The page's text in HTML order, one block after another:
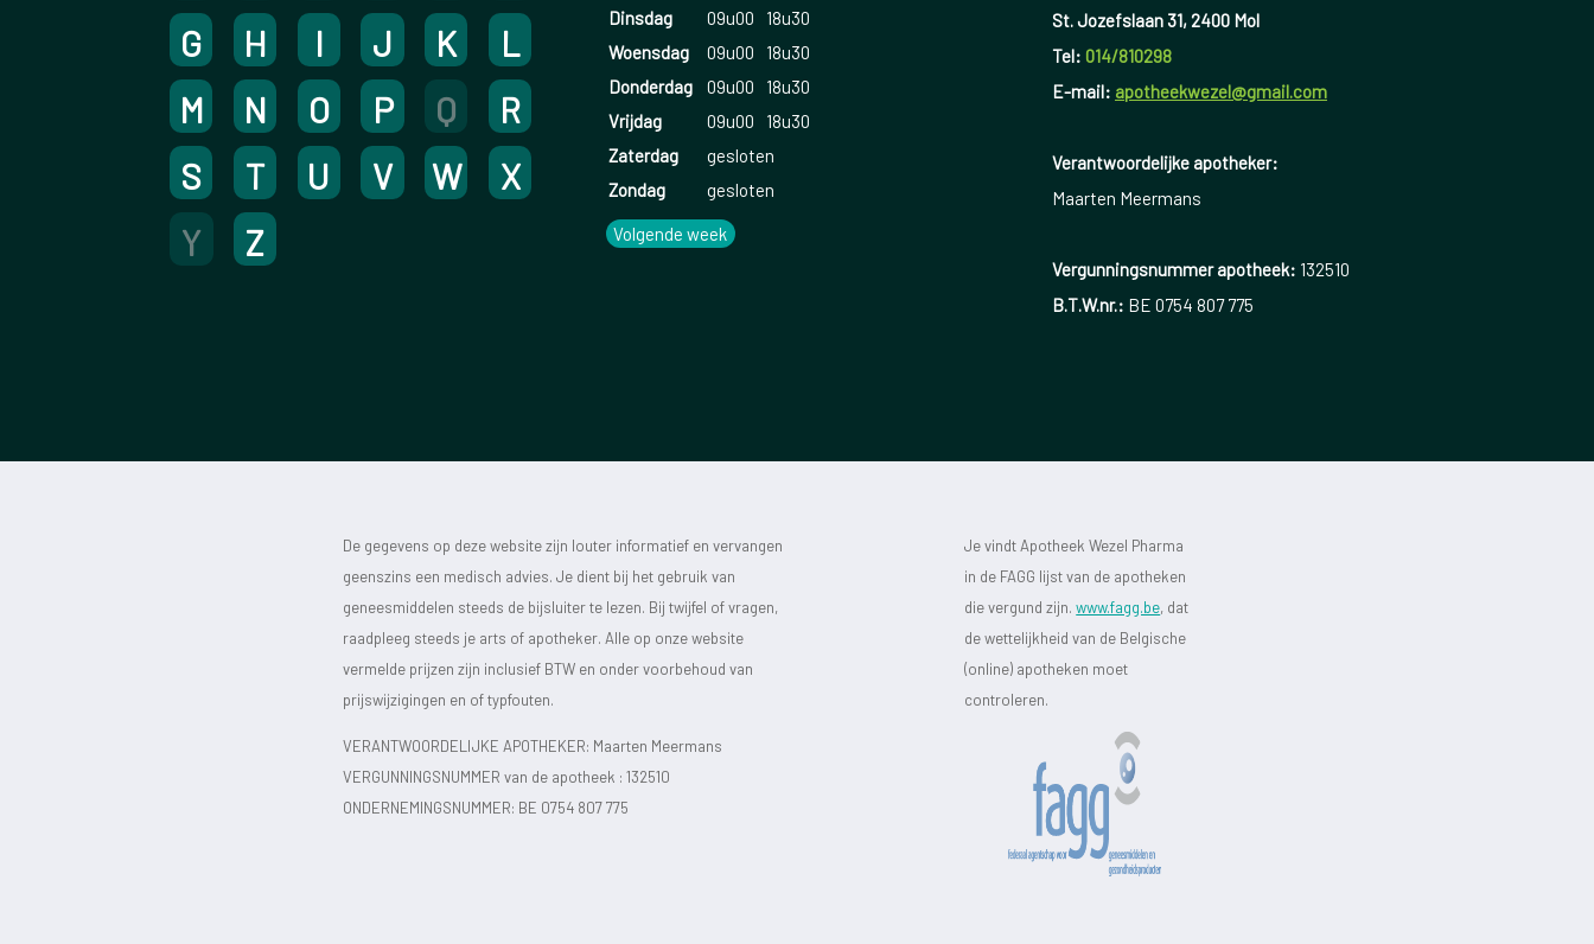
G
H I J K
L
M
N O P Q
R
S
T U V W
X
Y
Z
Dinsdag
09u00
18u30
Woensdag
09u00
18u30
Donderdag
09u00
18u30
Vrijdag
09u00
18u30
Zaterdag
gesloten
Zondag
gesloten
Volgende week
St. Jozefslaan 31, 2400 Mol
Tel: 014/810298
E-mail: apotheekwezel@gmail.com
Verantwoordelijke apotheker:
Maarten Meermans
Vergunningsnummer apotheek: 132510
B.T.W.nr.: BE 0754 807 775
De gegevens op deze website zijn louter informatief en vervangen
geenszins een medisch advies. Je dient bij het gebruik van
geneesmiddelen steeds de bijsluiter te lezen. Bij twijfel of vragen,
raadpleeg steeds je arts of apotheker. Alle op onze website
vermelde prijzen zijn inclusief BTW en onder voorbehoud van
prijswijzigingen en of typfouten.
VERANTWOORDELIJKE APOTHEKER: Maarten Meermans
VERGUNNINGSNUMMER van de apotheek : 132510
ONDERNEMINGSNUMMER: BE 0754 807 775
Je vindt Apotheek Wezel Pharma
in de FAGG lijst van de apotheken
die vergund zijn.www.fagg.be, dat
de wettelijkheid van de Belgische
(online) apotheken moet
controleren.